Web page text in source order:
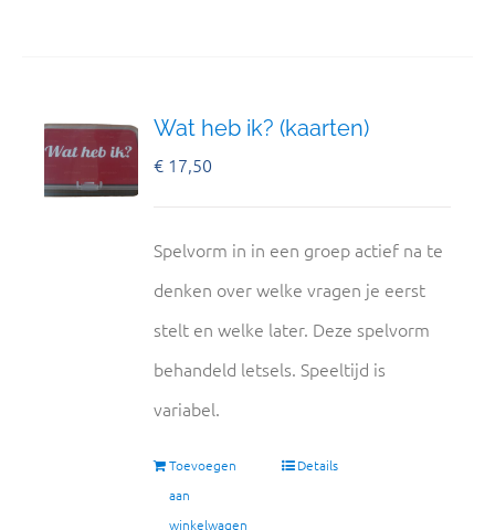
Wat heb ik? (kaarten)
€ 17,50
Spelvorm in in een groep actief na te
denken over welke vragen je eerst
stelt en welke later. Deze spelvorm
behandeld letsels. Speeltijd is
variabel.
Toevoegen
aan
winkelwagen
Details